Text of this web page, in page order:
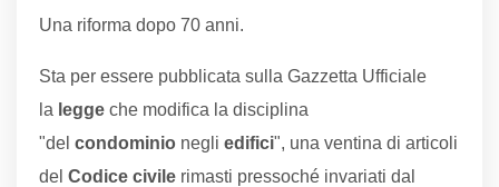
Una riforma dopo 70 anni.
Sta per essere pubblicata sulla Gazzetta Ufficiale
la legge che modifica la disciplina
"del condominio negli edifici", una ventina di articoli
del Codice civile rimasti pressoché invariati dal